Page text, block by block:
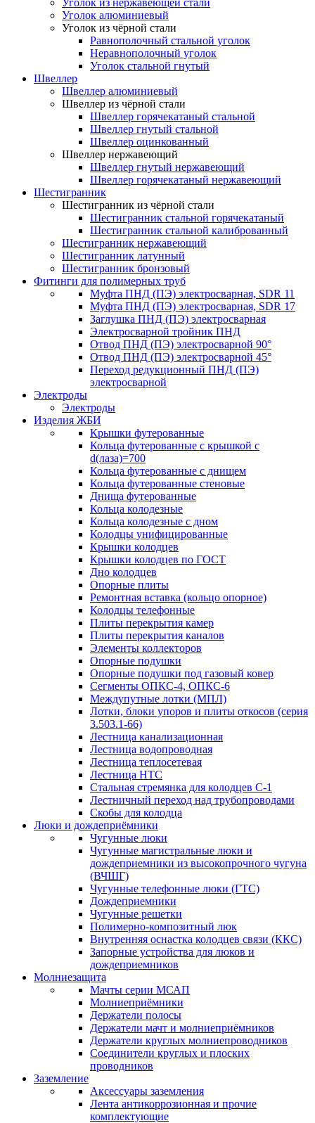
Уголок из нержавеющей стали
Уголок алюминиевый
Уголок из чёрной стали
Равнополочный стальной уголок
Неравнополочный уголок
Уголок стальной гнутый
Швеллер
Швеллер алюминиевый
Швеллер из чёрной стали
Швеллер горячекатаный стальной
Швеллер гнутый стальной
Швеллер оцинкованный
Швеллер нержавеющий
Швеллер гнутый нержавеющий
Швеллер горячекатаный нержавеющий
Шестигранник
Шестигранник из чёрной стали
Шестигранник стальной горячекатаный
Шестигранник стальной калиброванный
Шестигранник нержавеющий
Шестигранник латунный
Шестигранник бронзовый
Фитинги для полимерных труб
Муфта ПНД (ПЭ) электросварная, SDR 11
Муфта ПНД (ПЭ) электросварная, SDR 17
Заглушка ПНД (ПЭ) электросварная
Электросварной тройник ПНД
Отвод ПНД (ПЭ) электросварной 90°
Отвод ПНД (ПЭ) электросварной 45°
Переход редукционный ПНД (ПЭ)
электросварной
Электроды
Электроды
Изделия ЖБИ
Крышки футерованные
Кольца футерованные с крышкой с
d(лаза)=700
Кольца футерованные с днищем
Кольца футерованные стеновые
Днища футерованные
Кольца колодезные
Кольца колодезные с дном
Колодцы унифицированные
Крышки колодцев
Крышки колодцев по ГОСТ
Дно колодцев
Опорные плиты
Ремонтная вставка (кольцо опорное)
Колодцы телефонные
Плиты перекрытия камер
Плиты перекрытия каналов
Элементы коллекторов
Опорные подушки
Опорные подушки под газовый ковер
Сегменты ОПКС-4, ОПКС-6
Междупутные лотки (МПЛ)
Лотки, блоки упоров и плиты откосов (серия
3.503.1-66)
Лестница канализационная
Лестница водопроводная
Лестница теплосетевая
Лестница НТС
Стальная стремянка для колодцев С-1
Лестничный переход над трубопроводами
Скобы для колодца
Люки и дождеприёмники
Чугунные люки
Чугунные магистральные люки и
дождеприемники из высокопрочного чугуна
(ВЧШГ)
Чугунные телефонные люки (ГТС)
Дождеприемники
Чугунные решетки
Полимерно-композитный люк
Внутренняя оснастка колодцев связи (ККС)
Запорные устройства для люков и
дождеприемников
Молниезащита
Мачты серии МСАП
Молниеприёмники
Держатели полосы
Держатели мачт и молниеприёмников
Держатели круглых молниепроводников
Cоединители круглых и плоских
проводников
Заземление
Аксессуары заземления
Лента антикоррозионная и прочие
комплектующие